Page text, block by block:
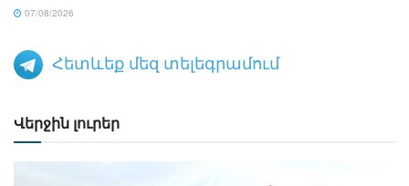
07/08/2026
Հետևեք մեզ տելեգրամում
Վերջին լուրեր